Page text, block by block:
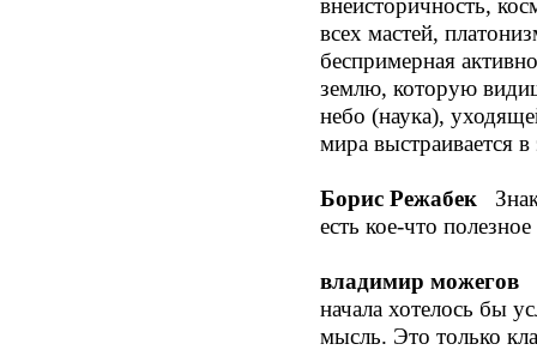
внеисторичность,
всех мастей,
беспримерная
землю, которую
небо (наука),
мира выстраивается
Борис Режабек
есть кое-что
владимир можегов
начала хотелось бы
мысль. Это только